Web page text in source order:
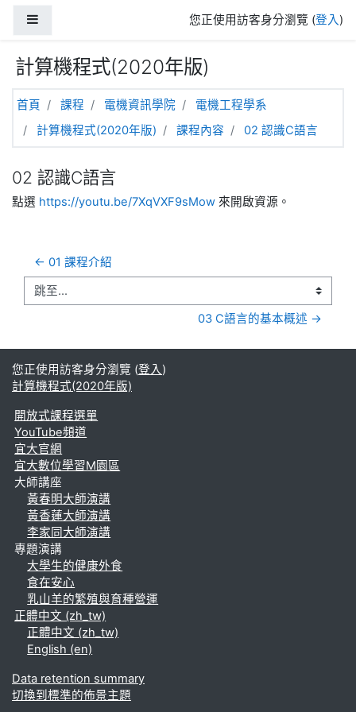
您正使用訪客身分瀏覽 (登入)
計算機程式(2020年版)
首頁 課程 電機資訊學院
電機工程學系
計算機程式(2020年版)
課程內容 02 認識C語言
02 認識C語言
點選 https://youtu.be/7XqVXF9sMow 來開啟資源。
← 01 課程介紹
跳至...
03 C語言的基本概述 →
您正使用訪客身分瀏覽 (登入)
計算機程式(2020年版)
開放式課程選單
YouTube頻道
宜大官網
宜大數位學習M園區
大師講座
黃春明大師演講
黃香蓮大師演講
李家同大師演講
專題演講
大學生的健康外食
食在安心
乳山羊的繁殖與育種營運
正體中文 ‎(zh_tw)‎
正體中文 ‎(zh_tw)‎
English ‎(en)‎
Data retention summary
切換到標準的佈景主題